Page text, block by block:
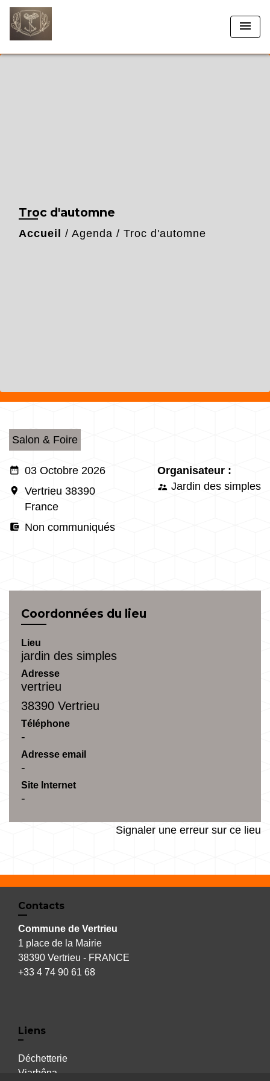
menu
Troc d'automne
Accueil / Agenda / Troc d'automne
Salon & Foire
date_range 03 Octobre 2026
room
Vertrieu 38390
France
account_balance_wallet Non communiqués
Organisateur :
supervisor_account Jardin des simples
Coordonnées du lieu
Lieu
jardin des simples
Adresse
vertrieu
38390 Vertrieu
Téléphone
-
Adresse email
-
Site Internet
-
Signaler une erreur sur ce lieu
Contacts
Commune de Vertrieu
1 place de la Mairie
38390 Vertrieu - FRANCE
+33 4 74 90 61 68
Liens
Déchetterie
Viarhôna